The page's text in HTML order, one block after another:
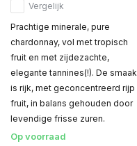
Vergelijk
Prachtige minerale, pure
chardonnay, vol met tropisch
fruit en met zijdezachte,
elegante tannines(!). De smaak
is rijk, met geconcentreerd rijp
fruit, in balans gehouden door
levendige frisse zuren.
Op voorraad